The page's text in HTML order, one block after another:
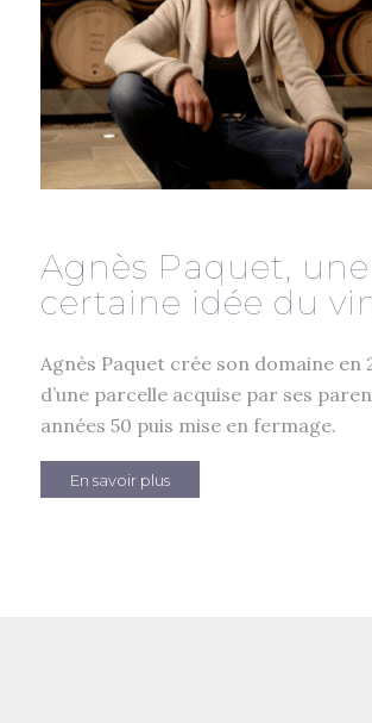
Agnès Paquet, une
certaine idée du
Agnès Paquet crée son domaine
d’une parcelle acquise par ses
années 50 puis mise en fermage.
En savoir plus